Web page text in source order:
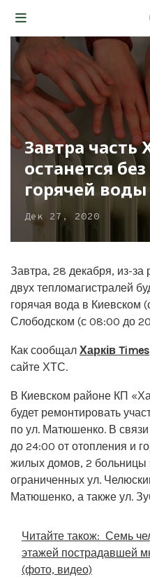
Завтра часть
останется
горячей воды
Дек 27, 2020
Завтра, 28 декабря, из-за
двух тепломагистралей
горячая вода в Киевском
Слободском (с 08:00 до
Как сообщал Харків Times
сайте ХТС.
В Киевском районе КП
будет ремонтировать
по ул. Матюшенко. В
до 24:00 от отопления и
жилых домов, 2 больницы
ограниченных ул.
Матюшенко, а также ул.
Читайте також: Семь
этажей пострадавшей
(фото, видео)